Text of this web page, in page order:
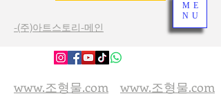
-(주)아트스토리-메인
www.조형물.com
ME
NU
www.조형물.com